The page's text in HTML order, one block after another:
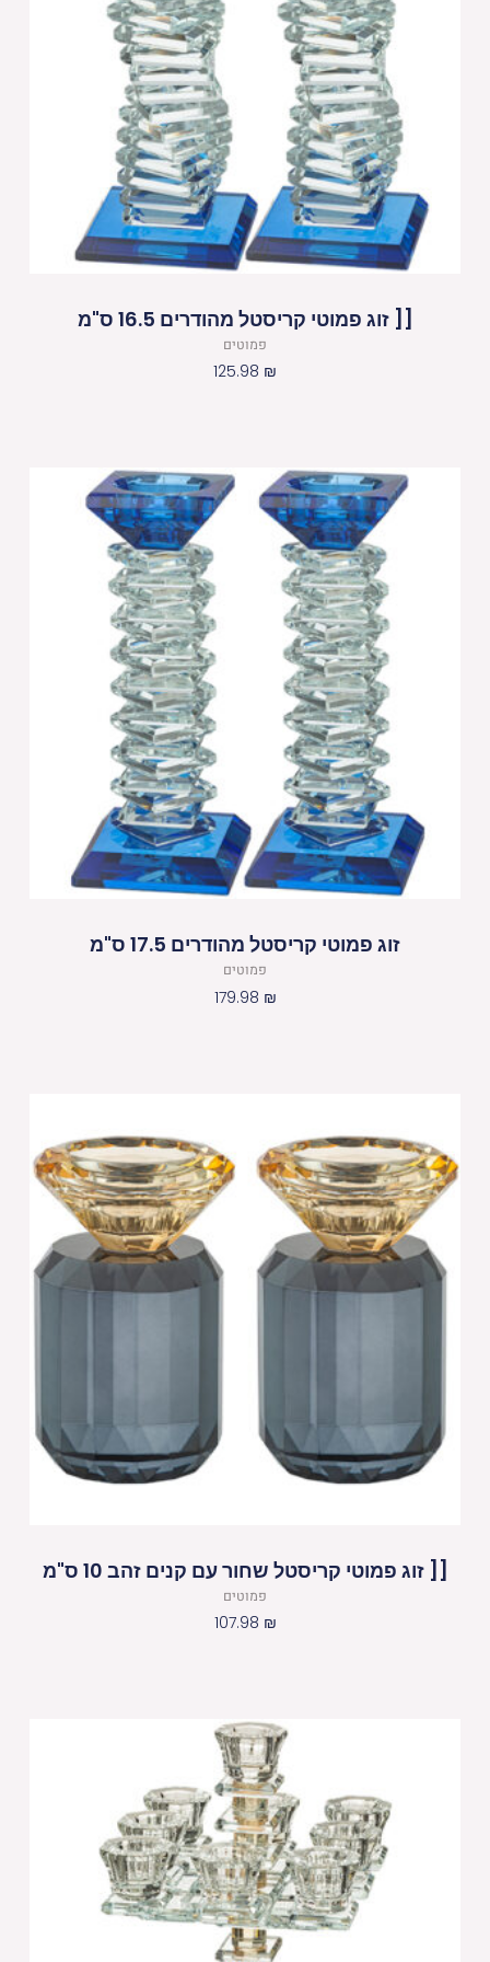
[[ זוג פמוטי קריסטל מהודרים 16.5 ס"מ
פמוטים
125.98 ₪
זוג פמוטי קריסטל מהודרים 17.5 ס"מ
פמוטים
179.98 ₪
[[ זוג פמוטי קריסטל שחור עם קנים זהב 10 ס"מ
פמוטים
107.98 ₪